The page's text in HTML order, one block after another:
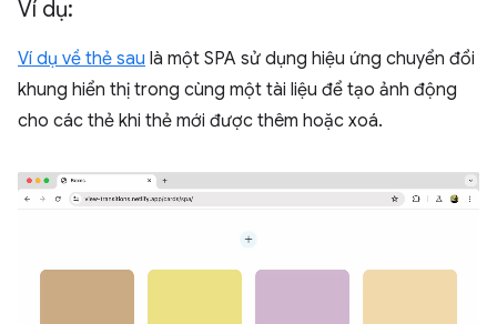
Ví dụ:
Ví dụ về thẻ sau là một SPA sử dụng hiệu ứng chuyển đổi
khung hiển thị trong cùng một tài liệu để tạo ảnh động
cho các thẻ khi thẻ mới được thêm hoặc xoá.